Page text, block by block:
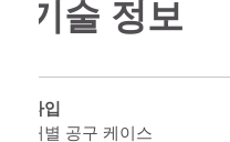
기술 정보
타입
개별 공구 케이스